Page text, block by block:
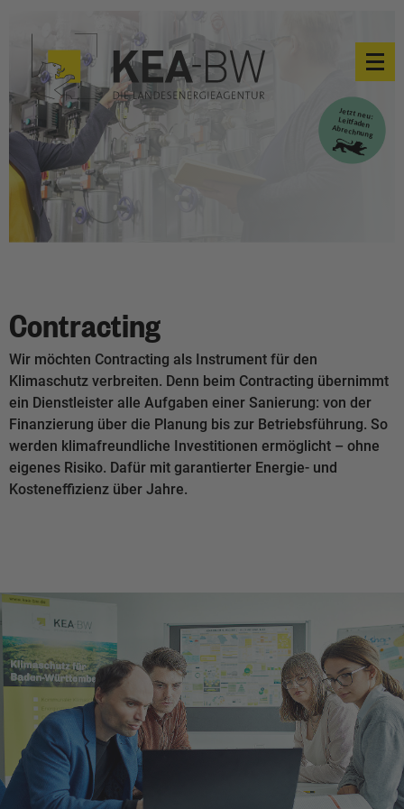
Contracting
Wir möchten Contracting als Instrument für den
Klimaschutz verbreiten. Denn beim Contracting übernimmt
ein Dienstleister alle Aufgaben einer Sanierung: von der
Finanzierung über die Planung bis zur Betriebsführung. So
werden klimafreundliche Investitionen ermöglicht – ohne
eigenes Risiko. Dafür mit garantierter Energie- und
Kosteneffizienz über Jahre.